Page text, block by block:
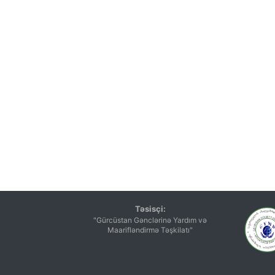
Təsisçi:
"Gürcüstan Gənclərinə Yardım və
Maarifləndirmə Təşkilatı"